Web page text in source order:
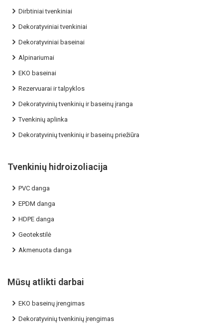
Dirbtiniai tvenkiniai
Dekoratyviniai tvenkiniai
Dekoratyviniai baseinai
Alpinariumai
EKO baseinai
Rezervuarai ir talpyklos
Dekoratyvinių tvenkinių ir baseinų įranga
Tvenkinių aplinka
Dekoratyvinių tvenkinių ir baseinų priežiūra
Tvenkinių hidroizoliacija
PVC danga
EPDM danga
HDPE danga
Geotekstilė
Akmenuota danga
Mūsų atlikti darbai
EKO baseinų įrengimas
Dekoratyvinių tvenkinių įrengimas